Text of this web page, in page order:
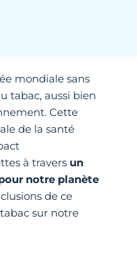
mondiale sans
tabac, aussi bien
Cette
de la santé
à travers un
notre planète
de ce
sur notre